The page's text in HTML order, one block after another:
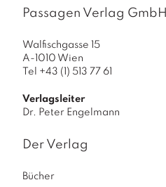
Passagen Verlag GmbH
Walfischgasse 15
A-1010 Wien
Tel +43 (1) 513 77 61
Verlagsleiter
Dr. Peter Engelmann
Der Verlag
Bücher